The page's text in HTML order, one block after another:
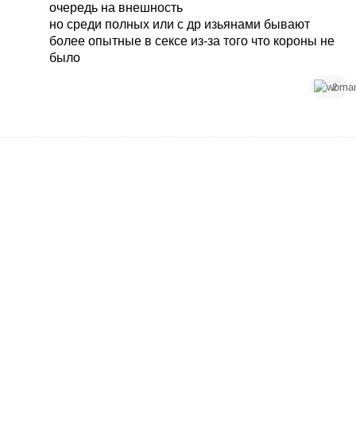
очередь на внешность
но среди полных или с др изьянами бывают
более опытные в сексе из-за того что короны не
было
2